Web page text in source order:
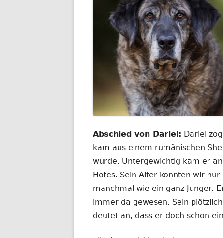
Abschied von Dariel: Dariel
kam aus einem rumänischen
wurde. Untergewichtig kam er
Hofes. Sein Alter konnten wir
manchmal wie ein ganz Junger.
immer da gewesen. Sein
deutet an, dass er doch schon